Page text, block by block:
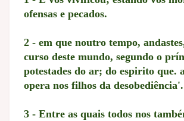
ofensas e pecados.
2 - em que noutro tempo,
curso deste mundo, segundo o
potestades do ar; do espirito que.
opera nos filhos da desobediência'.
3 - Entre as quais todos nos